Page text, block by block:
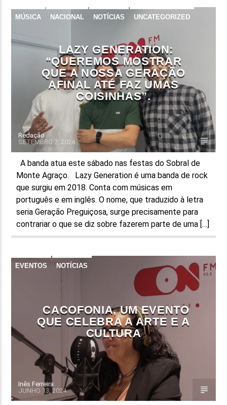
MÚSICA NACIONAL NOTÍCIAS UNCATEGORIZED
LAZY GENERATION:
“QUEREMOS MOSTRAR
QUE A NOSSA GERAÇÃO
AFINAL ATÉ FAZ UMAS
COISINHAS”.
Redação
SETEMBRO 7, 2024
A banda atua este sábado nas festas do Sobral de
Monte Agraço. Lazy Generation é uma banda de rock
que surgiu em 2018. Conta com músicas em
português e em inglês. O nome, que traduzido à letra
seria Geração Preguiçosa, surge precisamente para
contrariar o que se diz sobre fazerem parte de uma […]
EVENTOS NOTÍCIAS
CACOFONIA, UM EVENTO
QUE CELEBRA A ARTE E A
CULTURA
Inês Ferreira
JUNHO 13, 2024